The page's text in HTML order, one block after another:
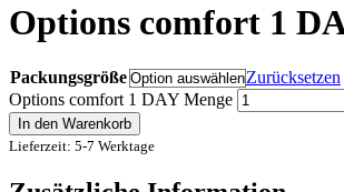
Options comfort 1
Packungsgröße
Zurücksetzen
Options comfort 1 DAY Menge
In den Warenkorb
Lieferzeit: 5-7 Werktage